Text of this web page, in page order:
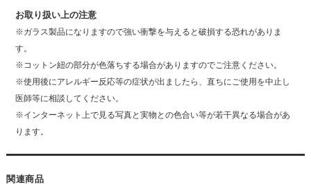
お取り扱い上の注意
※ガラス製品になりますので強い衝撃を与えると破損する恐れがありま
す。
※コットン紐の部分が色落ちする場合がありますのでご注意ください。
※使用後にアレルギー反応等の症状が出ましたら、直ちにご使用を中止し
医師等に相談してください。
※インターネット上で見る写真と実物との色合い等が若干異なる場合があ
ります。
関連商品